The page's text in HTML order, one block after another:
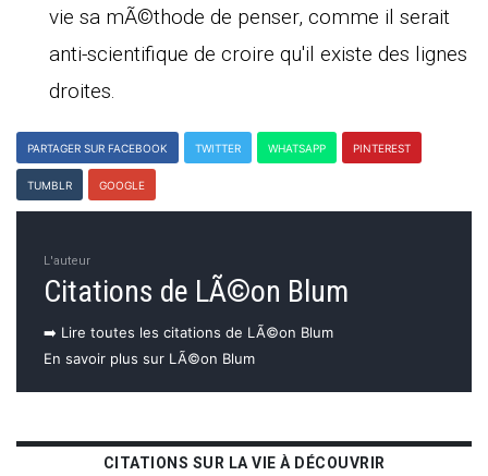
vie sa mÃ©thode de penser, comme il serait
anti-scientifique de croire qu'il existe des lignes
droites.
PARTAGER SUR FACEBOOK TWITTER WHATSAPP PINTEREST
TUMBLR GOOGLE
L'auteur
Citations de LÃ©on Blum
➡️ Lire toutes les citations de LÃ©on Blum
En savoir plus sur LÃ©on Blum
CITATIONS SUR LA VIE À DÉCOUVRIR